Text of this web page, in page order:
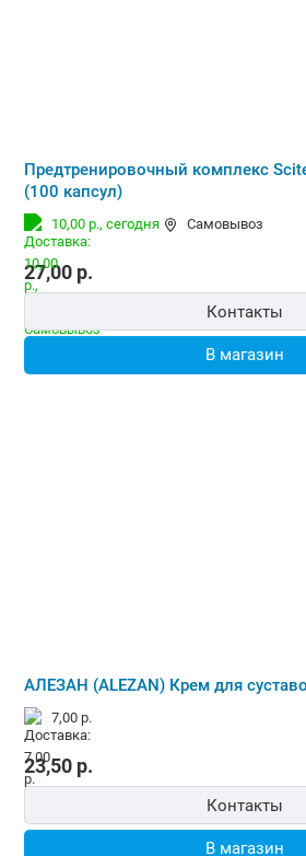
Предтренировочный комплекс
(100 капсул)
10,00 р., сегодня Самовывоз
27,00 р.
Контакты
В магазин
АЛЕЗАН (ALEZAN) Крем для
7,00 р.
23,50 р.
Контакты
В магазин